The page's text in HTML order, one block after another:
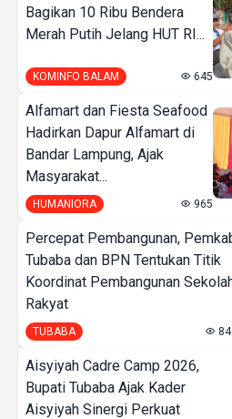
Bagikan 10 Ribu Bendera
Merah Putih Jelang HUT RI...
KOMINFO BALAM 645
Alfamart dan Fiesta Seafood
Hadirkan Dapur Alfamart di
Bandar Lampung, Ajak
Masyarakat...
HUMANIORA 965
Percepat Pembangunan,
Tubaba dan BPN Tentukan Titik
Koordinat Pembangunan
Rakyat
TUBABA
Aisyiyah Cadre Camp 2026,
Bupati Tubaba Ajak Kader
Aisyiyah Sinergi Perkuat